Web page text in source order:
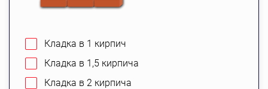
Кладка в 1 кирпич
Кладка в 1,5 кирпича
Кладка в 2 кирпича